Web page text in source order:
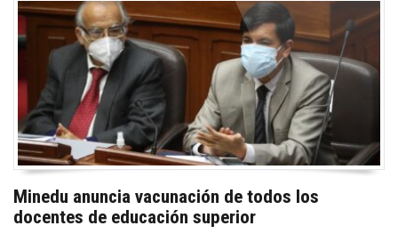
Minedu anuncia vacunación de todos los
docentes de educación superior